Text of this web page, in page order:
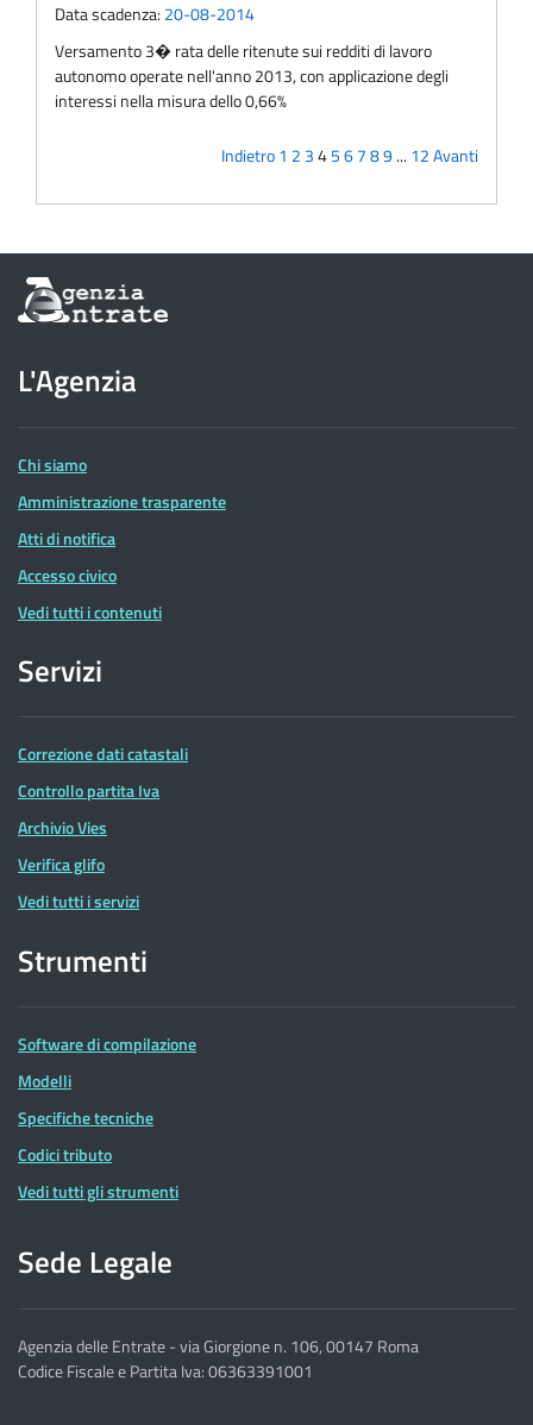
Data scadenza: 20-08-2014
Versamento 3� rata delle ritenute sui redditi di lavoro
autonomo operate nell'anno 2013, con applicazione degli
interessi nella misura dello 0,66%
Indietro1 2 3456789... 12Avanti
Informazioni
sul
dell'Agenzia
delle
Entrate
L'Agenzia
Chi siamo
Amministrazione trasparente
Atti di notifica
Accesso civico
Vedi tutti i contenuti
Servizi
Correzione dati catastali
Controllo partita Iva
Archivio Vies
Verifica glifo
Vedi tutti i servizi
Strumenti
Software di compilazione
Modelli
Specifiche tecniche
Codici tributo
Vedi tutti gli strumenti
Sede Legale
Agenzia delle Entrate - via Giorgione n. 106, 00147 Roma
Codice Fiscale e Partita Iva: 06363391001